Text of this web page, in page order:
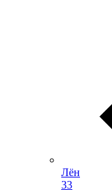
Лён
33